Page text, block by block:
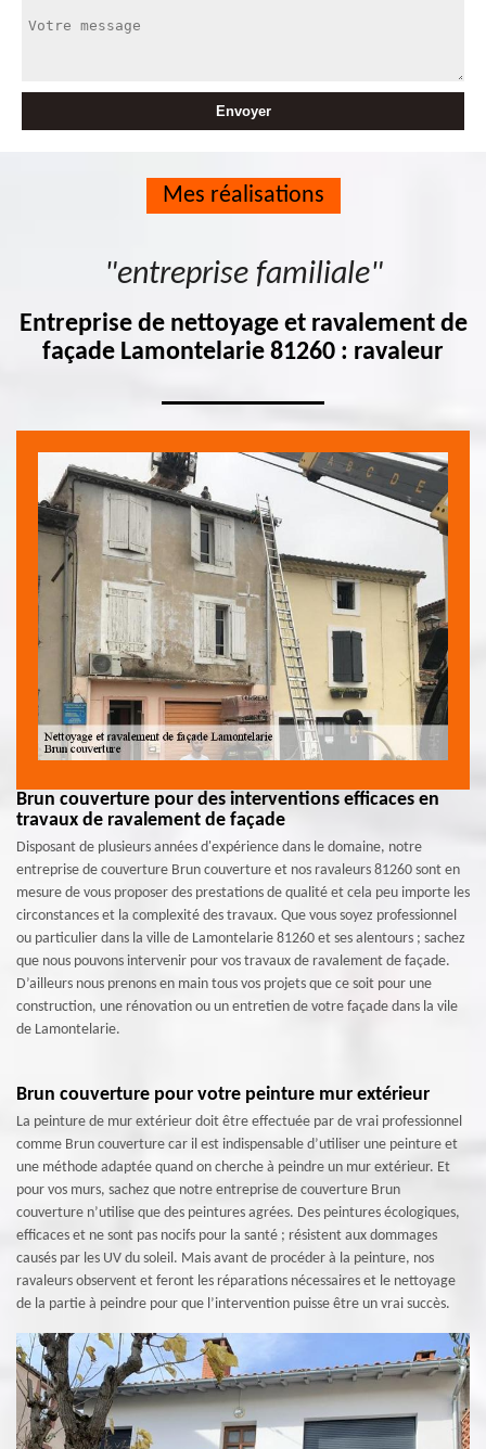
Mes réalisations
"entreprise familiale"
Entreprise de nettoyage et ravalement de
façade Lamontelarie 81260 : ravaleur
Brun couverture pour des interventions efficaces en
travaux de ravalement de façade
Disposant de plusieurs années d'expérience dans le domaine, notre
entreprise de couverture Brun couverture et nos ravaleurs 81260 sont en
mesure de vous proposer des prestations de qualité et cela peu importe les
circonstances et la complexité des travaux. Que vous soyez professionnel
ou particulier dans la ville de Lamontelarie 81260 et ses alentours ; sachez
que nous pouvons intervenir pour vos travaux de ravalement de façade.
D’ailleurs nous prenons en main tous vos projets que ce soit pour une
construction, une rénovation ou un entretien de votre façade dans la vile
de Lamontelarie.
Brun couverture pour votre peinture mur extérieur
La peinture de mur extérieur doit être effectuée par de vrai professionnel
comme Brun couverture car il est indispensable d’utiliser une peinture et
une méthode adaptée quand on cherche à peindre un mur extérieur. Et
pour vos murs, sachez que notre entreprise de couverture Brun
couverture n’utilise que des peintures agrées. Des peintures écologiques,
efficaces et ne sont pas nocifs pour la santé ; résistent aux dommages
causés par les UV du soleil. Mais avant de procéder à la peinture, nos
ravaleurs observent et feront les réparations nécessaires et le nettoyage
de la partie à peindre pour que l’intervention puisse être un vrai succès.